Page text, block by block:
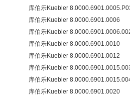
库伯乐Kuebler
库伯乐Kuebler 8.0000.6901.0006
库伯乐Kuebler
库伯乐Kuebler 8.0000.6901.0010
库伯乐Kuebler 8.0000.6901.0012
库伯乐Kuebler
库伯乐Kuebler
库伯乐Kuebler 8.0000.6901.0020